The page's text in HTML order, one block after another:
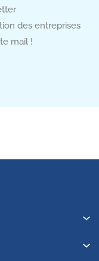
des entreprises
mail !